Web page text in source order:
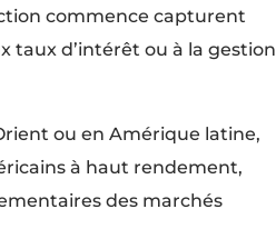
commence capturent
taux d’intérêt ou à la gestion
ou en Amérique latine,
à haut rendement,
des marchés